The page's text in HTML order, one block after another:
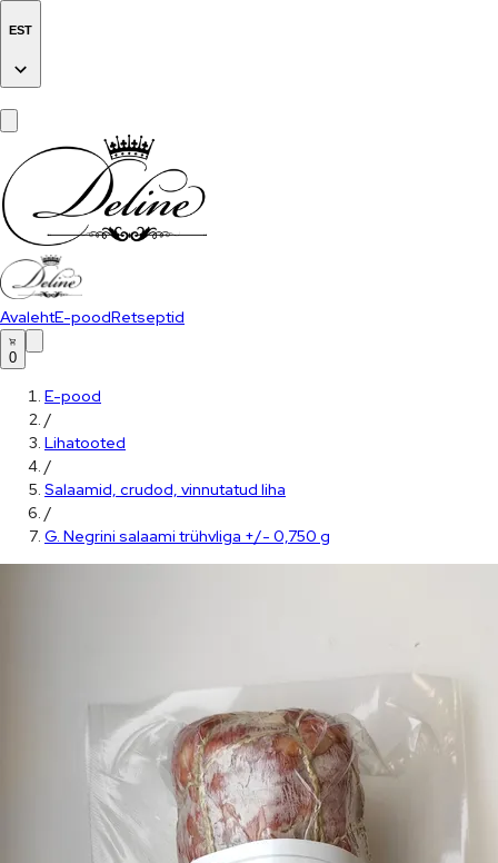
EST
AvalehtE-poodRetseptid
0
E-pood
/
Lihatooted
/
Salaamid, crudod, vinnutatud liha
/
G. Negrini salaami trühvliga +/- 0,750 g